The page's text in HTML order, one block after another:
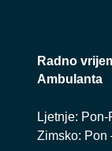
Radno
Ambulanta
Ljetnje:
Zimsko: Pon